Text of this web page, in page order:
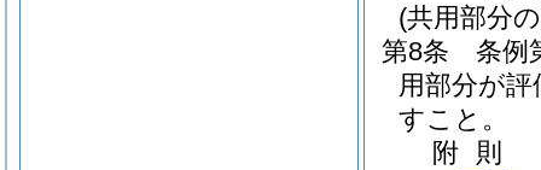
(共用部分
第8条
条例
用部分が
すこと。
附 則